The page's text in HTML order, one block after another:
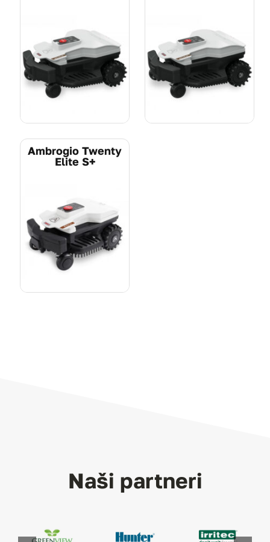
Pogledajte Pogledajte
Ambrogio Twenty
Elite S+
Pogledajte
Naši partneri